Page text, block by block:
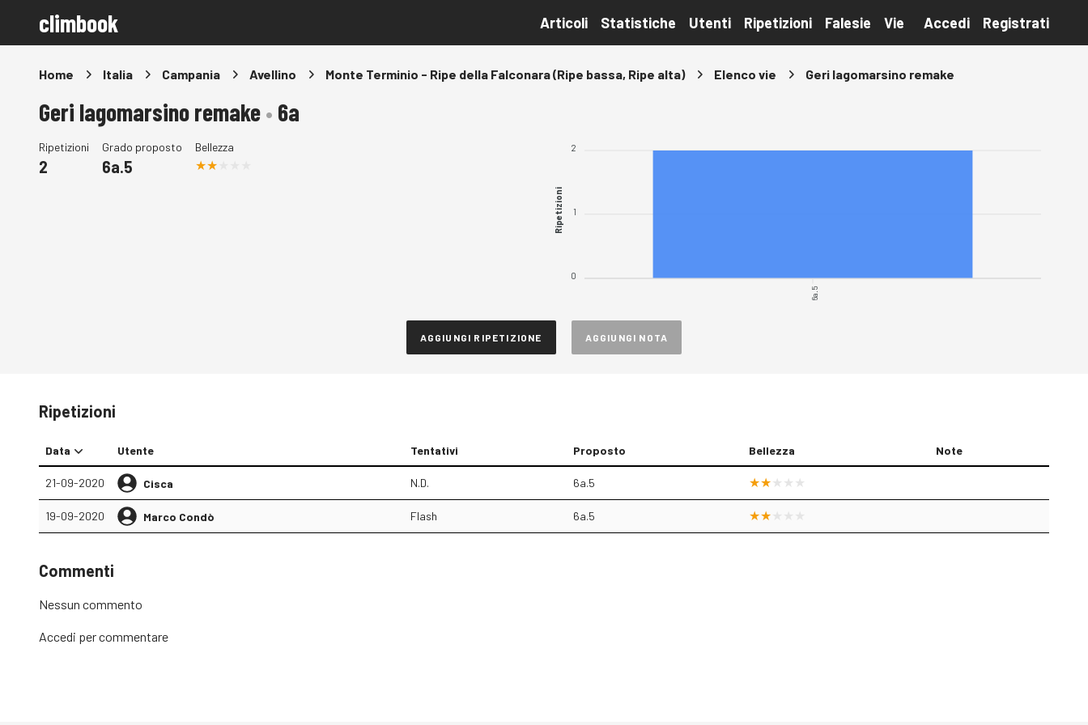
climbook Articoli Statistiche Utenti Ripetizioni Falesie Vie Accedi Registrati
Home Italia Campania Avellino Monte Terminio - Ripe della Falconara (Ripe bassa, Ripe alta) Elenco vie Geri lagomarsino remake
Geri lagomarsino remake• 6a
Ripetizioni
2
Grado proposto
6a.5
Bellezza 2
1
0
Ripetizioni
6a.5
AGGIUNGI RIPETIZIONE AGGIUNGI NOTA
Ripetizioni
Data Utente Tentativi Proposto Bellezza Note
21-09-2020 Cisca N.D. 6a.5
19-09-2020 Marco Condò Flash 6a.5
Commenti
Nessun commento
Accedi per commentare